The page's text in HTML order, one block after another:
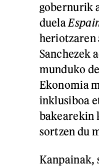
gobernurik
duela
heriotzaren
Sanchezek
munduko
Ekonomia
inklusiboa
bakearekin
sortzen du
Kanpainak,